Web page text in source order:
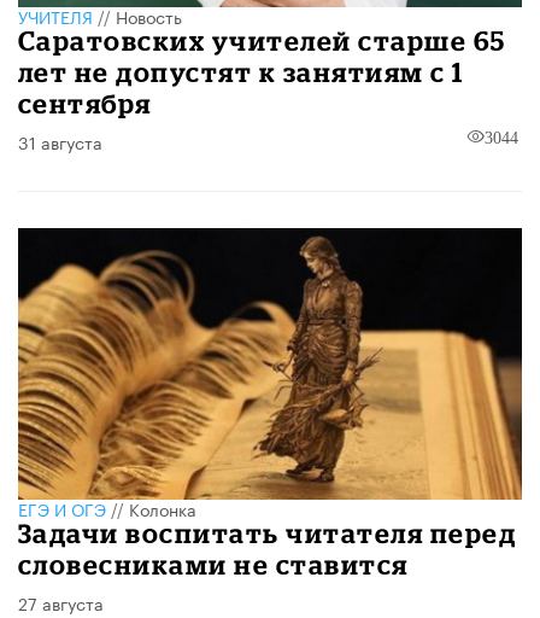
УЧИТЕЛЯ//Новость
Саратовских учителей старше 65
лет не допустят к занятиям с 1
сентября
31 августа 3044
ЕГЭ И ОГЭ//Колонка
Задачи воспитать читателя перед
словесниками не ставится
27 августа